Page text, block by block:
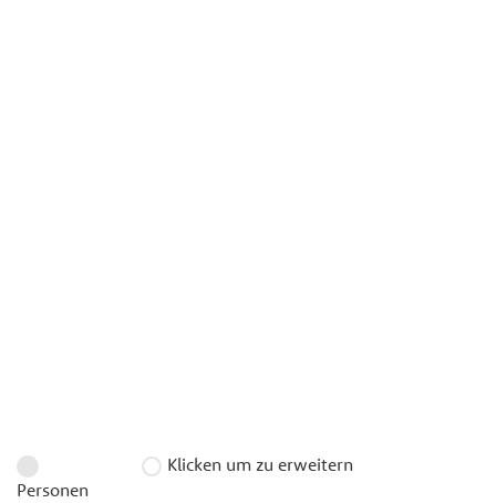
Personen
Klicken um zu erweitern